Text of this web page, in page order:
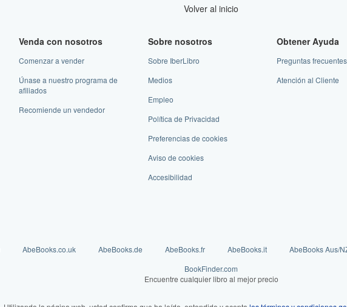
Volver al inicio
Venda con nosotros
Comenzar a vender
Únase a nuestro programa de
afiliados
Recomiende un vendedor
Sobre nosotros
Sobre IberLibro
Medios
Empleo
Política de Privacidad
Preferencias de cookies
Aviso de cookies
Accesibilidad
Obtener Ayuda
Preguntas
Atención al Cliente
AbeBooks.co.uk AbeBooks.de AbeBooks.fr AbeBooks.it AbeBooks Aus/
BookFinder.com
Encuentre cualquier libro al mejor precio